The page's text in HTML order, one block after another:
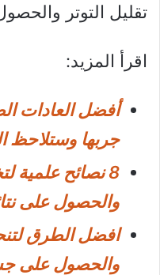
تقليل التوتر
اقرأ المزيد:
أفضل العادات
جربها وستلاحظ
8 نصائح
والحصول على
افضل الطرق
والحصول على